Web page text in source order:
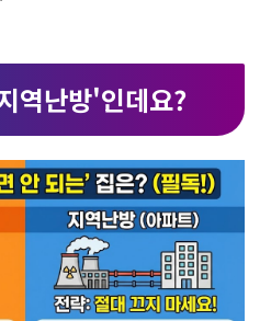
역난방'인데요?